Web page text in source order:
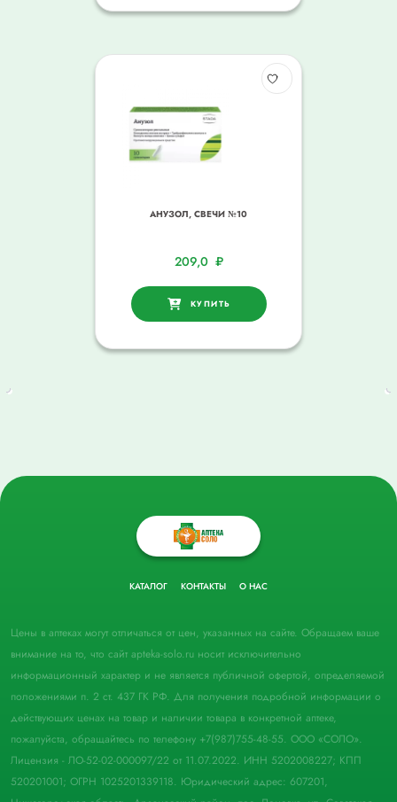
АНУЗОЛ, СВЕЧИ №10
209,0 ₽
КУПИТЬ
КАТАЛОГ КОНТАКТЫ О НАС
Цены в аптеках могут отличаться от цен, указанных на сайте. Обращаем ваше
внимание на то, что сайт apteka-solo.ru носит исключительно
информационный характер и не является публичной офертой, определяемой
положениями п. 2 ст. 437 ГК РФ. Для получения подробной информации о
действующих ценах на товар и наличии товара в конкретной аптеке,
пожалуйста, обращайтесь по телефону +7(987)755-48-55. ООО «СОЛО».
Лицензия - ЛО-52-02-000097/22 от 11.07.2022. ИНН 5202008227; КПП
520201001; ОГРН 1025201339118. Юридический адрес: 607201,